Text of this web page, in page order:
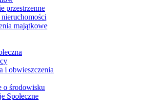
przestrzenne
majątkowe
i obwieszczenia
o środowisku
Społeczne